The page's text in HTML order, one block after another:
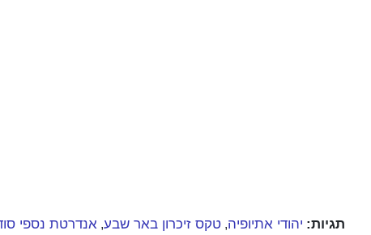
תגיות: יהודי אתיופיה, טקס זיכרון באר שבע, אנדרטת נספי